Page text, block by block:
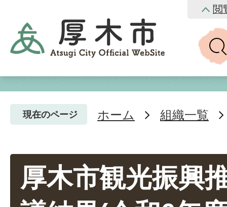
閲
現在のページ ホーム 組織一覧
厚木市観光振興